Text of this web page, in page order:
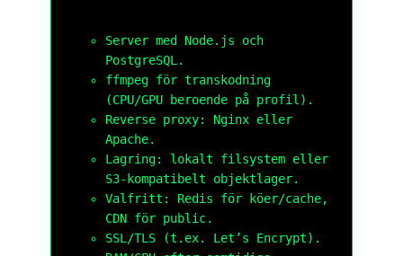
Server med Node.js och
PostgreSQL .
ffmpeg för transkodning
(CPU/GPU beroende på profil).
Reverse proxy: Nginx eller
Apache.
Lagring: lokalt filsystem eller
S3-kompatibelt objektlager.
Valfritt: Redis för köer/cache,
CDN för public.
SSL/TLS (t.ex. Let’s Encrypt).